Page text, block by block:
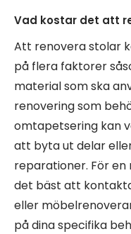
Vad kostar det att
Att renovera stolar
på flera faktorer
material som ska
renovering som
omtapetsering kan
att byta ut delar
reparationer. För
det bäst att
eller
på dina specifika